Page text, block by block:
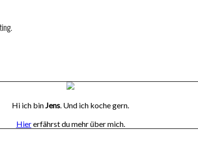
Hi ich bin Jens . Und ich koche gern.
Hiererfährst du mehr über mich.